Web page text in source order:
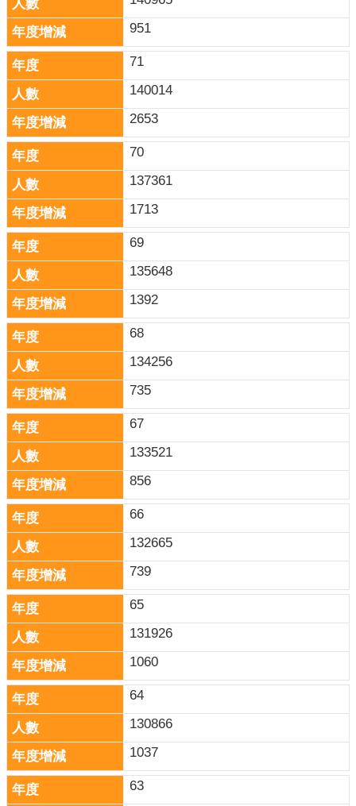
951
71
140014
2653
70
137361
1713
69
135648
1392
68
134256
735
67
133521
856
66
132665
739
65
131926
1060
64
130866
1037
63